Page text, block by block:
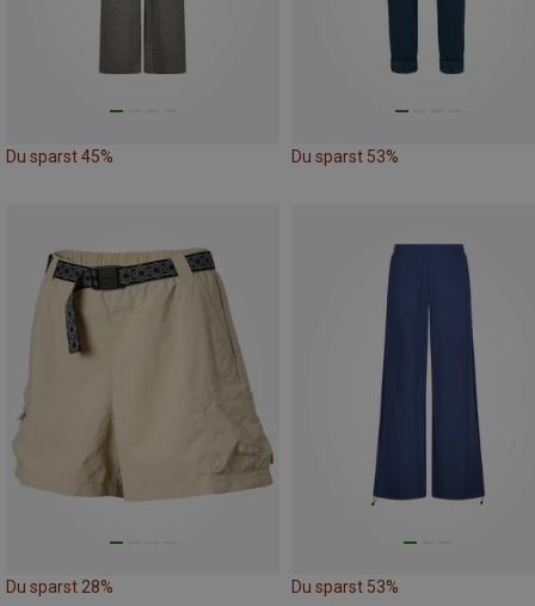
Du sparst 45% Du sparst 53%
Du sparst 28% Du sparst 53%